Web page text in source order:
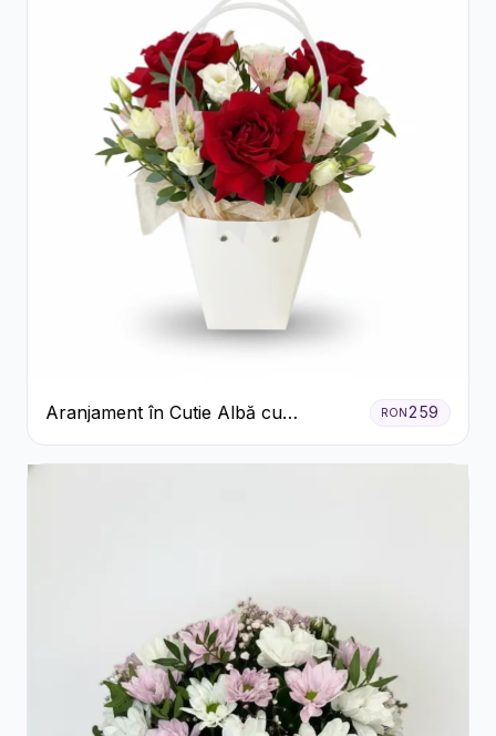
Aranjament în Cutie Albă cu
Trandafiri Roșii și Lisianthus
RON259